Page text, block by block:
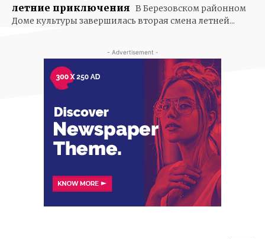
летние приключения В Березовском районном
Доме культуры завершилась вторая смена летней...
- Advertisement -